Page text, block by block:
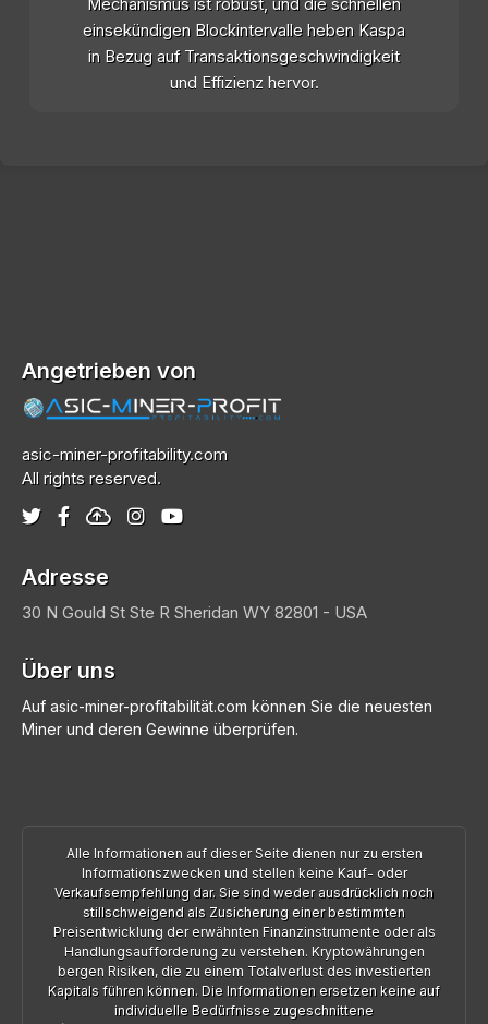
Mechanismus ist robust, und die schnellen
einsekündigen Blockintervalle heben Kaspa
in Bezug auf Transaktionsgeschwindigkeit
und Effizienz hervor.
Angetrieben von
asic-miner-profitability.com
All rights reserved.
Adresse
30 N Gould St Ste R Sheridan WY 82801 - USA
Über uns
Auf asic-miner-profitabilität.com können Sie die neuesten
Miner und deren Gewinne überprüfen.
Alle Informationen auf dieser Seite dienen nur zu ersten
Informationszwecken und stellen keine Kauf- oder
Verkaufsempfehlung dar. Sie sind weder ausdrücklich noch
stillschweigend als Zusicherung einer bestimmten
Preisentwicklung der erwähnten Finanzinstrumente oder als
Handlungsaufforderung zu verstehen. Kryptowährungen
bergen Risiken, die zu einem Totalverlust des investierten
Kapitals führen können. Die Informationen ersetzen keine auf
individuelle Bedürfnisse zugeschnittene